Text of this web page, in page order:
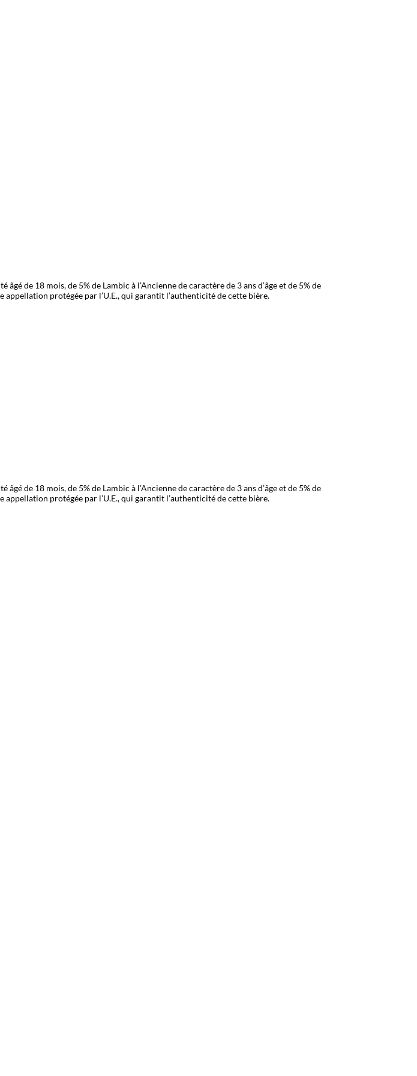
de 18 mois, de 5% de Lambic à l’Ancienne de caractère de 3 ans d’âge et de 5% de
appellation protégée par l’U.E., qui garantit l’authenticité de cette bière.
de 18 mois, de 5% de Lambic à l’Ancienne de caractère de 3 ans d’âge et de 5% de
appellation protégée par l’U.E., qui garantit l’authenticité de cette bière.